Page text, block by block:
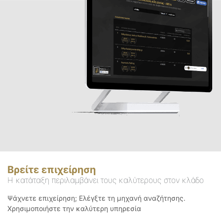
Βρείτε επιχείρηση
Η κατάταξη περιλαμβάνει τους καλύτερους στον κλάδο
Ψάχνετε επιχείρηση; Ελέγξτε τη μηχανή αναζήτησης.
Χρησιμοποιήστε την καλύτερη υπηρεσία